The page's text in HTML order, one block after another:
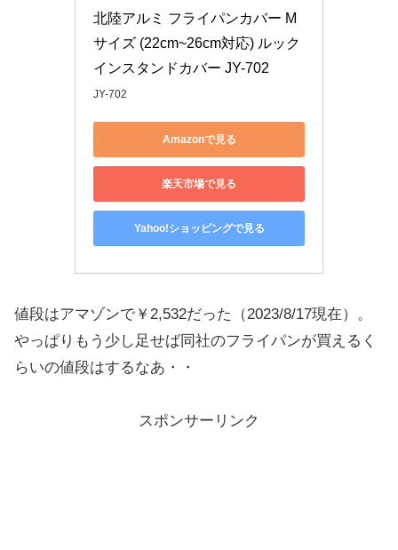
北陸アルミ フライパンカバー M
サイズ (22cm~26cm対応) ルック
インスタンドカバー JY-702
JY-702
Amazonで見る
楽天市場で見る
Yahoo!ショッピングで見る
値段はアマゾンで￥2,532だった（2023/8/17現在）。
やっぱりもう少し足せば同社のフライパンが買えるく
らいの値段はするなあ・・
スポンサーリンク